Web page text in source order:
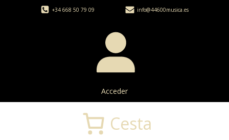
+34 668 50 79 09 info@44600musica.es
Acceder
Cesta